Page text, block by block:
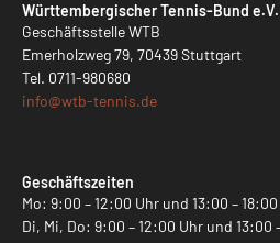
Württembergischer Tennis-Bund e.V.
Geschäftsstelle WTB
Emerholzweg 79, 70439 Stuttgart
Tel. 0711-980680
info@wtb-tennis.de
Geschäftszeiten
Mo: 9:00 – 12:00 Uhr und 13:00 –
Di, Mi, Do: 9:00 – 12:00 Uhr und 13:00